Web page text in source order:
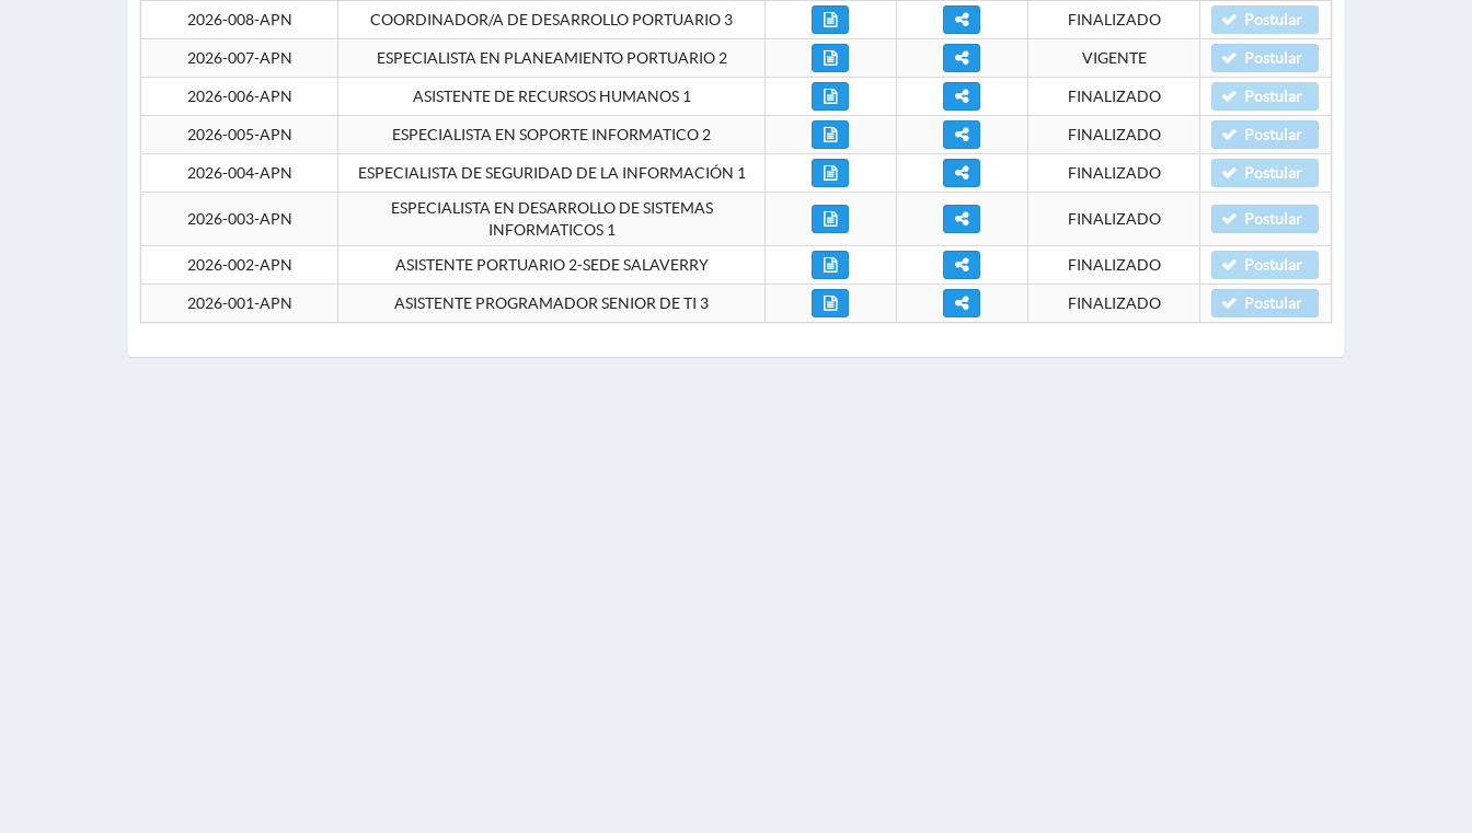
2026-008-APN COORDINADOR/A DE DESARROLLO PORTUARIO 3 FINALIZADO Postular
2026-007-APN ESPECIALISTA EN PLANEAMIENTO PORTUARIO 2 VIGENTE Postular
2026-006-APN ASISTENTE DE RECURSOS HUMANOS 1 FINALIZADO Postular
2026-005-APN ESPECIALISTA EN SOPORTE INFORMATICO 2 FINALIZADO Postular
2026-004-APN ESPECIALISTA DE SEGURIDAD DE LA INFORMACIÓN 1 FINALIZADO Postular
2026-003-APN
ESPECIALISTA EN DESARROLLO DE SISTEMAS
INFORMATICOS 1
FINALIZADO Postular
2026-002-APN ASISTENTE PORTUARIO 2-SEDE SALAVERRY FINALIZADO Postular
2026-001-APN ASISTENTE PROGRAMADOR SENIOR DE TI 3 FINALIZADO Postular